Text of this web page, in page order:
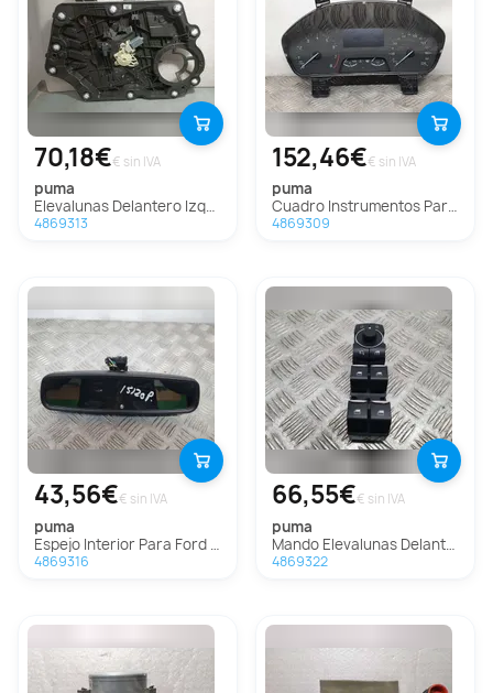
70,18€€ sin IVA
puma
Elevalunas Delantero Izquierdo Para Ford Puma
4869313
152,46€€ sin IVA
puma
Cuadro Instrumentos Para Ford Puma
4869309
43,56€€ sin IVA
puma
Espejo Interior Para Ford Puma
4869316
66,55€€ sin IVA
puma
Mando Elevalunas Delantero Izquierdo Para Ford Puma
4869322